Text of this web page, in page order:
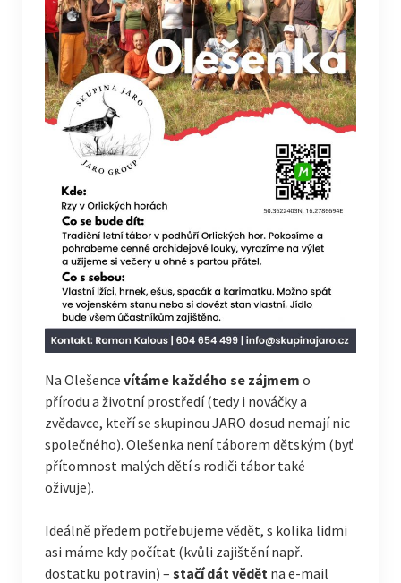
Na Olešence vítáme každého se zájmem o
přírodu a životní prostředí (tedy i nováčky a
zvědavce, kteří se skupinou JARO dosud nemají nic
společného). Olešenka není táborem dětským (byť
přítomnost malých dětí s rodiči tábor také
oživuje).
Ideálně předem potřebujeme vědět, s kolika lidmi
asi máme kdy počítat (kvůli zajištění např.
dostatku potravin) – stačí dát vědět na e-mail